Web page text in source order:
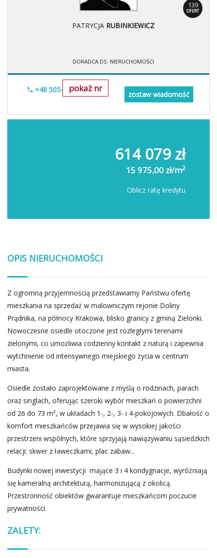
139
OFERT
PATRYCJA RUBINKIEWICZ
DORADCA DS. NIERUCHOMOŚCI
pokaż nr
+48 505-236-943
zostaw wiadomość
614 079 zł
15 975,00 zł/m2
Oblicz ratę kredytu
OPIS NIERUCHOMOŚCI
Z ogromną przyjemnością przedstawiamy Państwu ofertę
mieszkania na sprzedaż w malowniczym rejonie Doliny
Prądnika, na północy Krakowa, blisko granicy z gminą Zielonki.
Nowoczesne osiedle otoczone jest rozległymi terenami
zielonymi, co umożliwia codzienny kontakt z naturą i zapewnia
wytchnienie od intensywnego miejskiego życia w centrum
miasta.
Osiedle zostało zaprojektowane z myślą o rodzinach, parach
oraz singlach, oferując szeroki wybór mieszkań o powierzchni
od 26 do 73 m², w układach 1-, 2-, 3- i 4-pokojowych. Dbałość o
komfort mieszkańców przejawia się w wysokiej jakości
przestrzeni wspólnych, które sprzyjają nawiązywaniu sąsiedzkich
relacji: skwer z ławeczkami, plac zabaw...
Budynki nowej inwestycji mające 3 i 4 kondygnacje, wyróżniają
się kameralną architekturą, harmonizującą z okolicą.
Przestronność obiektów gwarantuje mieszkańcom poczucie
prywatności.
ZALETY: